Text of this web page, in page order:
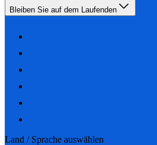
Bleiben Sie auf dem Laufenden
Land / Sprache auswählen